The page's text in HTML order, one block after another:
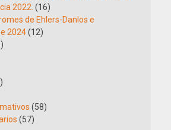
2022. (16)
de Ehlers-Danlos e
2024(12)
(58)
(57)